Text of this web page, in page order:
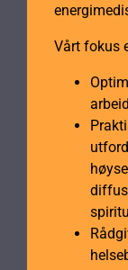
Vårt fokus